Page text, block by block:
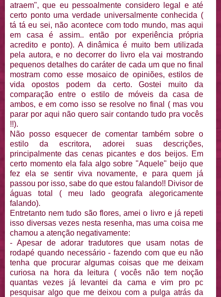
atraem", que eu pessoalmente considero legal e até
certo ponto uma verdade universalmente conhecida (
tá tá eu sei, não acontece com todo mundo, mas aqui
em casa é assim.. então por experiência própria
acredito e ponto). A dinâmica é muito bem utilizada
pela autora, e no decorrer do livro ela vai mostrando
pequenos detalhes do caráter de cada um que no final
mostram como esse mosaico de opiniões, estilos de
vida opostos podem da certo. Gostei muito da
comparação entre o estilo de móveis da casa de
ambos, e em como isso se resolve no final ( mas vou
parar por aqui não quero sair contando tudo pra vocês
!!).
Não posso esquecer de comentar também sobre o
estilo da escritora, adorei suas descrições,
principalmente das cenas picantes e dos beijos. Em
certo momento ela fala algo sobre "Aquele" beijo que
fez ela se sentir viva novamente, e para quem já
passou por isso, sabe do que estou falando!! Divisor de
águas total ( meu lado geografa alegoricamente
falando).
Entretanto nem tudo são flores, amei o livro e já repeti
isso diversas vezes nesta resenha, mas uma coisa me
chamou a atenção negativamente:
- Apesar de adorar tradutores que usam notas de
rodapé quando necessário - fazendo com que eu não
tenha que procurar algumas coisas que me deixam
curiosa na hora da leitura ( vocês não tem noção
quantas vezes já levantei da cama e vim pro pc
pesquisar algo que me deixou com a pulga atrás da